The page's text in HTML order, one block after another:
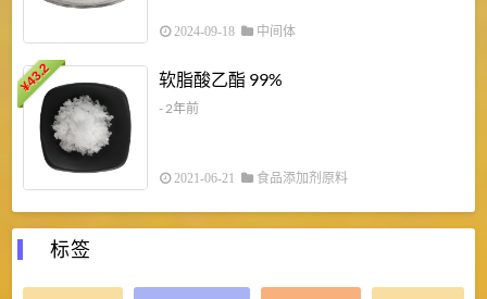
2024-09-18 中间体
¥
43.2 软脂酸乙酯 99%
- 2年前
2021-06-21 食品添加剂原料
标签